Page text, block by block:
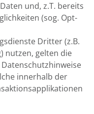
und, z.T. bereits
(sog. Opt-
Dritter (z.B.
nutzen, gelten die
innerhalb der